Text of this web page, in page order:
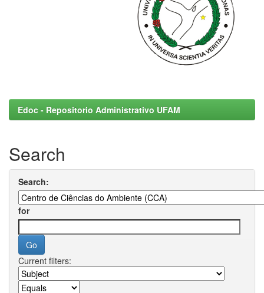
Edoc - Repositorio Administrativo UFAM
Search
Search:
for
Current filters: